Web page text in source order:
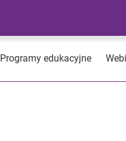
Programy edukacyjne